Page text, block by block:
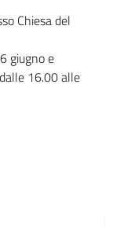
Chiesa del
giugno e
16.00 alle